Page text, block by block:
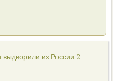
выдворили из России 2